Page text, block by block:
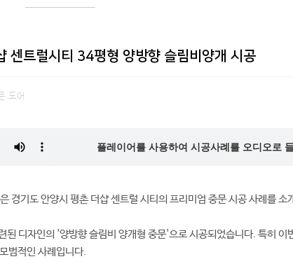
센트럴시티 34평형 양방향 슬림비양개 시공
.도어
플레이어를 사용하여 시공사례를 오디오로
경기도 안양시 평촌 더샵 센트럴 시티의 프리미엄 중문 시공 사례를 소
디자인의 '양방향 슬림비 양개형 중문'으로 시공되었습니다. 특히 이
범적인 사례입니다.